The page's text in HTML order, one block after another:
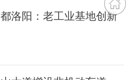
都洛阳：老工业基地创新